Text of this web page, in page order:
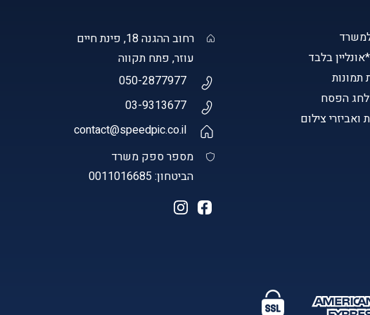
הפסח
ואביזרי צילום
רחוב ההגנה 18, פינת חיים
עוזר, פתח תקווה
050-2877977
03-9313677
contact@speedpic.co.il
מספר ספק משרד
הביטחון: 0011016685